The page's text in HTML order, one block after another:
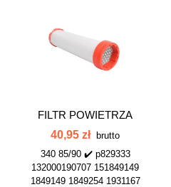
FILTR POWIETRZA
WEWNĘTRZNY...
40,95 zł brutto
340 85/90 ✔️ p829333
132000190707 151849149
1849149 1849254 1931167